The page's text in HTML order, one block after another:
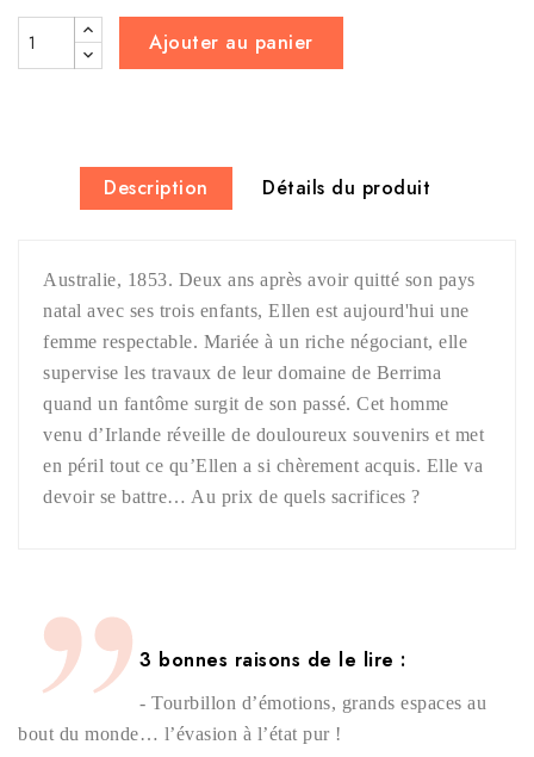
Ajouter au panier
Description Détails du produit
Australie, 1853. Deux ans après avoir quitté son pays
natal avec ses trois enfants, Ellen est aujourd'hui une
femme respectable. Mariée à un riche négociant, elle
supervise les travaux de leur domaine de Berrima
quand un fantôme surgit de son passé. Cet homme
venu d’Irlande réveille de douloureux souvenirs et met
en péril tout ce qu’Ellen a si chèrement acquis. Elle va
devoir se battre… Au prix de quels sacrifices ?
3 bonnes raisons de le lire :
- Tourbillon d’émotions, grands espaces au
bout du monde… l’évasion à l’état pur !